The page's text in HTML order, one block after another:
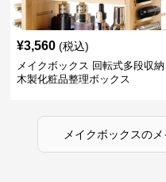
¥3,560 (税込)
メイクボックス 回転式多段収納
木製化粧品整理ボックス
メイクボックスのメ